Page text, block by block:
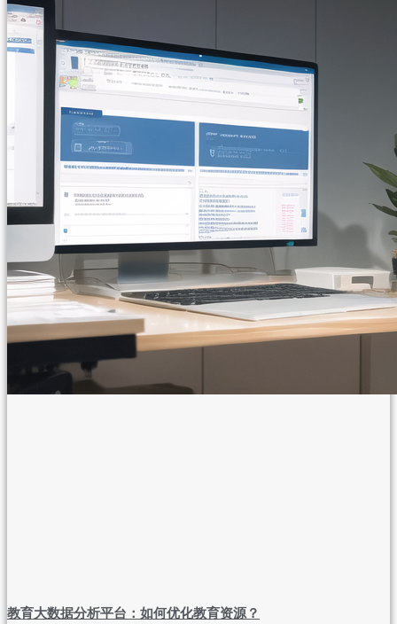
教育大数据分析平台：如何优化教育资源？